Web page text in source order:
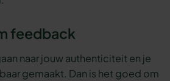
feedback
naar jouw authenticiteit en je
gemaakt. Dan is het goed om